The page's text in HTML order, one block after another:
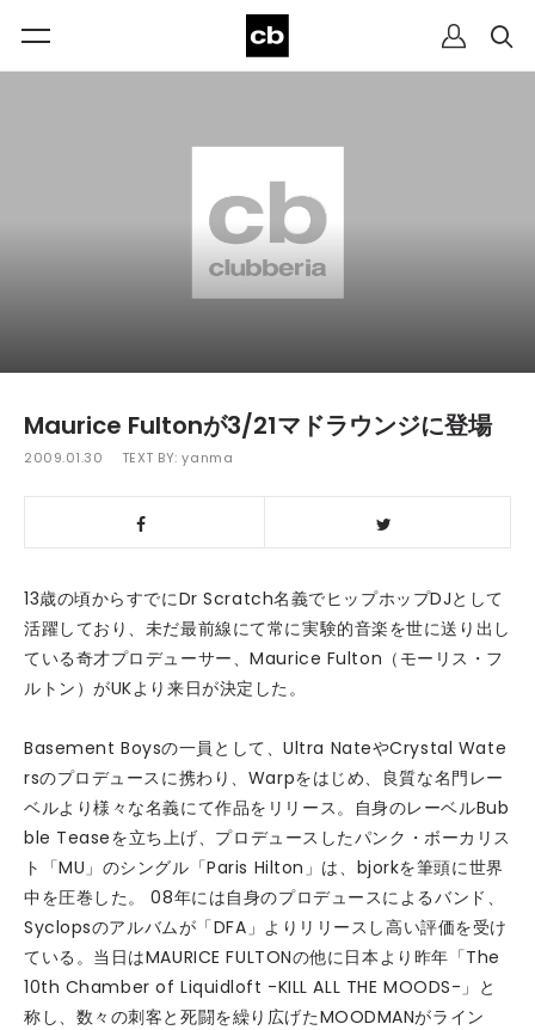
Maurice Fultonが3/21マドラウンジに登場
2009.01.30 TEXT BY:yanma
13歳の頃からすでにDr Scratch名義でヒップホップDJとして
活躍しており、未だ最前線にて常に実験的音楽を世に送り出し
ている奇才プロデューサー、Maurice Fulton（モーリス・フ
ルトン）がUKより来日が決定した。
Basement Boysの一員として、Ultra NateやCrystal Wate
rsのプロデュースに携わり、Warpをはじめ、良質な名門レー
ベルより様々な名義にて作品をリリース。自身のレーベルBub
ble Teaseを立ち上げ、プロデュースしたパンク・ボーカリス
ト「MU」のシングル「Paris Hilton」は、bjorkを筆頭に世界
中を圧巻した。 08年には自身のプロデュースによるバンド、
Syclopsのアルバムが「DFA」よりリリースし高い評価を受け
ている。当日はMAURICE FULTONの他に日本より昨年「The
10th Chamber of Liquidloft -KILL ALL THE MOODS-」と
称し、数々の刺客と死闘を繰り広げたMOODMANがライン